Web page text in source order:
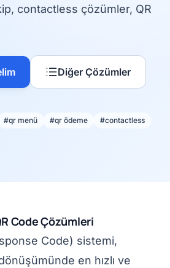
contactless çözümler, QR
Diğer Çözümler
#qr menü #qr ödeme
#contactless
Code Çözümleri
Code) sistemi,
en hızlı ve